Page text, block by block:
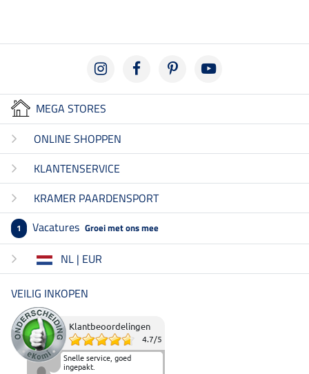
MEGA STORES
ONLINE SHOPPEN
KLANTENSERVICE
KRAMER PAARDENSPORT
1 Vacatures Groei met ons mee
NL | EUR
VEILIG INKOPEN
Klantbeoordelingen
4.7/5
Snelle service, goed
ingepakt.